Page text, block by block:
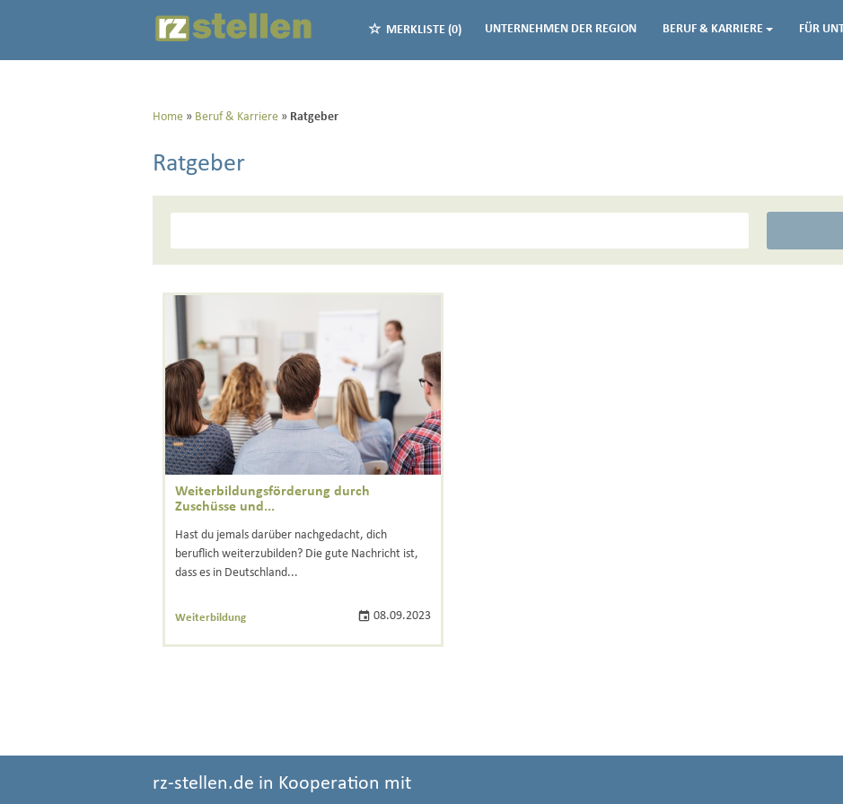
MERKLISTE (0) UNTERNEHMEN DER REGION BERUF & KARRIERE FÜR
Home Beruf & Karriere Ratgeber
Ratgeber
Weiterbildungsförderung durch
Zuschüsse und...
Hast du jemals darüber nachgedacht, dich
beruflich weiterzubilden? Die gute Nachricht ist,
dass es in Deutschland...
Weiterbildung 08.09.2023
rz-stellen.de in Kooperation mit